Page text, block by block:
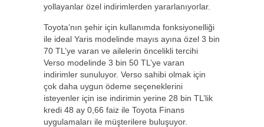
yollayanlar özel indirimlerden yararlanıyorlar.
Toyota’nın şehir için kullanımda fonksiyonelliği
ile ideal Yaris modelinde mayıs ayına özel 3 bin
70 TL’ye varan ve ailelerin öncelikli tercihi
Verso modelinde 3 bin 50 TL’ye varan
indirimler sunuluyor. Verso sahibi olmak için
çok daha uygun ödeme seçeneklerini
isteyenler için ise indirimin yerine 28 bin TL’lik
kredi 48 ay 0,66 faiz ile Toyota Finans
uygulamaları ile müşterilere buluşuyor.